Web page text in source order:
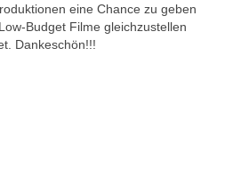
eine Chance zu geben
Budget Filme gleichzustellen
Dankeschön!!!